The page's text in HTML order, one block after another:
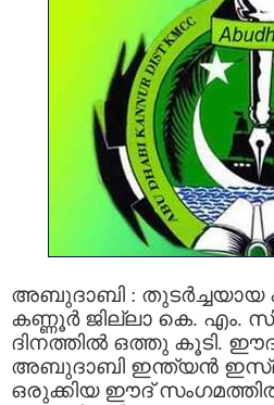
അബുദാബി : തുടർച്ചയായ
കണ്ണൂർ ജില്ലാ കെ. എം.
ദിനത്തിൽ ഒത്തു കൂടി. ഈദ്
അബുദാബി ഇന്ത്യൻ
ഒരുക്കിയ ഈദ്